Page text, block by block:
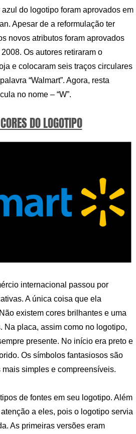
do logotipo foram aprovados em
Apesar de a reformulação ter
novos atributos foram aprovados
Os autores retiraram o
e colocaram seis traços circulares
“Walmart”. Agora, resta
no nome – “W”.
DO LOGOTIPO
internacional passou por
A única coisa que ela
existem cores brilhantes e uma
Na placa, assim como no logotipo,
presente. No início era preto e
Os símbolos fantasiosos são
simples e compreensíveis.
de fontes em seu logotipo. Além
a eles, pois o logotipo servia
As primeiras versões eram